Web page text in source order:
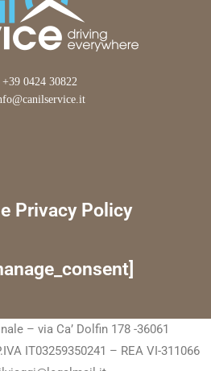
+39 0424 30822
Privacy Policy
– via Ca’ Dolfin 178 -36061
IT03259350241 – REA VI-311066